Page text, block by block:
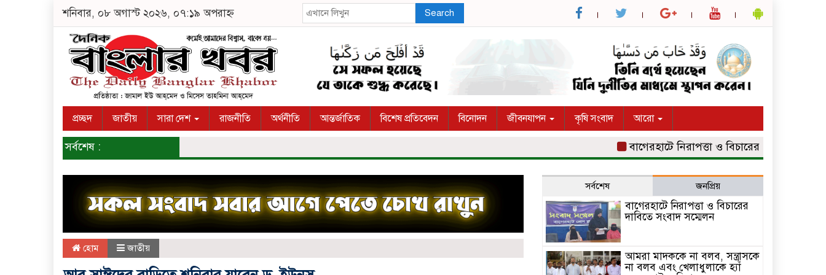
শনিবার, ০৮ অগাস্ট ২০২৬, ০৭:১৯ অপরাহ্ন Search
প্রচ্ছদ জাতীয় সারা দেশ রাজনীতি অর্থনীতি আন্তর্জাতিক বিশেষ প্রতিবেদন বিনোদন জীবনযাপন কৃষি সংবাদ আরো
সর্বশেষ : বাগেরহাটে নিরাপত্তা ও বিচারের দাবিতে সংবাদ
হোম জাতীয়
সর্বশেষ জনপ্রিয়
বাগেরহাটে নিরাপত্তা ও বিচারের
দাবিতে সংবাদ সম্মেলন
আমরা মাদককে না বলব, সন্ত্রাসকে
না বলব এবং খেলাধুলাকে হ্যাঁ